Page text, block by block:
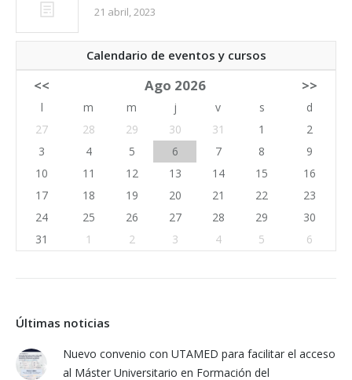
21 abril, 2023
Calendario de eventos y cursos
<< Ago 2026 >>
l m m j v s
d
27
28 29 30 31 1
2
3
4 5 6 7 8
9
10
11 12 13 14 15
16
17
18 19 20 21 22
23
24
25 26 27 28 29
30
31
1 2 3 4 5 6
Últimas noticias
Nuevo convenio con UTAMED para facilitar el acceso
al Máster Universitario en Formación del